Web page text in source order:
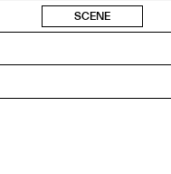
SCENE